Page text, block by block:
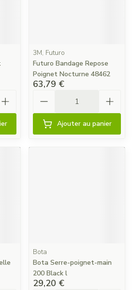
3M, Futuro
Futuro Bandage Repose
Poignet Nocturne 48462
63,79 €
Ajouter au panier
Bota
Bota Serre-poignet-main
200 Black l
29,20 €